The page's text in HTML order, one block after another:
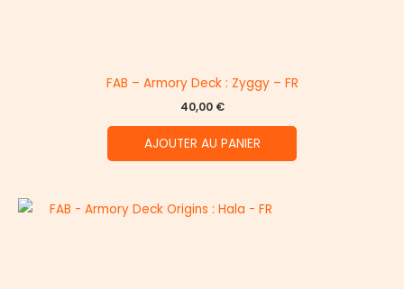
FAB – Armory Deck : Zyggy – FR
40,00 €
AJOUTER AU PANIER